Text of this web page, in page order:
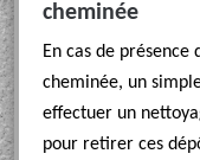
cheminée
En cas de présence
cheminée, un
effectuer un
pour retirer ces